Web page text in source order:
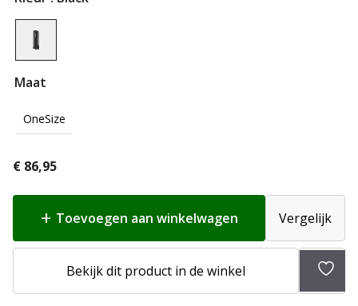
Maat
OneSize
€ 86,95
Toevoegen aan winkelwagen Vergelijk
Bekijk dit product in de winkel